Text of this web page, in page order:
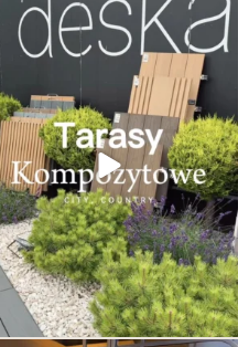
Przed naszym showroomem Deska
w Gdyni każdy detal opowiada
historię. Otocz się piękną zielenią i
dekorami. Zapraszamy po
inspirację, klasykę i nowoczesność w
miejscu. Deska kompozytowa od
Design – trwałość i styl w jednym.
Odkryj nowoczesne rozwiązania na
tarasy, ...
35 2